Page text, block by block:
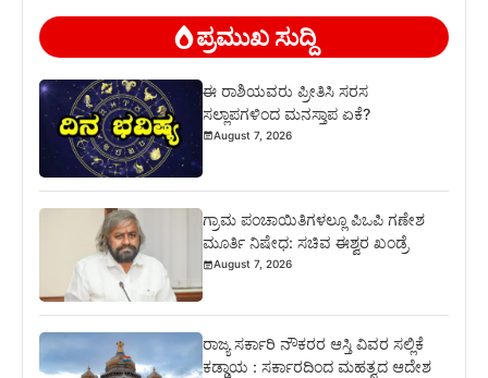
ಪ್ರಮುಖ ಸುದ್ದಿ
ಈ ರಾಶಿಯವರು ಪ್ರೀತಿಸಿ ಸರಸ
ಸಲ್ಲಾಪಗಳಿಂದ ಮನಸ್ತಾಪ ಏಕೆ?
August 7, 2026
ಗ್ರಾಮ ಪಂಚಾಯಿತಿಗಳಲ್ಲೂ ಪಿಒಪಿ ಗಣೇಶ
ಮೂರ್ತಿ ನಿಷೇಧ: ಸಚಿವ ಈಶ್ವರ ಖಂಡ್ರೆ
August 7, 2026
ರಾಜ್ಯ ಸರ್ಕಾರಿ ನೌಕರರ ಆಸ್ತಿ ವಿವರ ಸಲ್ಲಿಕೆ
ಕಡ್ಡಾಯ : ಸರ್ಕಾರದಿಂದ ಮಹತ್ವದ ಆದೇಶ